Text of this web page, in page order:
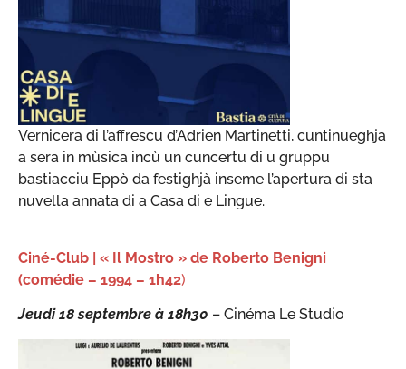
Vernicera di l’affrescu d’Adrien Martinetti, cuntinueghja
a sera in mùsica incù un cuncertu di u gruppu
bastiacciu Eppò da festighjà inseme l’apertura di sta
nuvella annata di a Casa di e Lingue.
Ciné-Club | « Il Mostro » de Roberto Benigni
(comédie – 1994 – 1h42)
Jeudi 18 septembre à 18h30 – Cinéma Le Studio